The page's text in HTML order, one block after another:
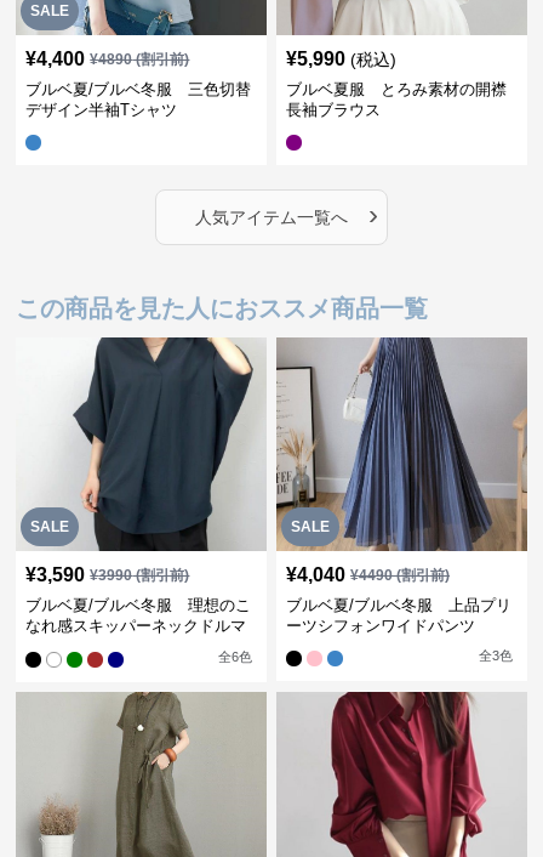
SALE
¥4,400 ¥4890(割引前)
ブルベ夏/ブルベ冬服 三色切替
デザイン半袖Tシャツ
¥5,990 (税込)
ブルベ夏服 とろみ素材の開襟
長袖ブラウス
人気アイテム一覧へ ›
この商品を見た人におススメ商品一覧
SALE
¥3,590 ¥3990(割引前)
ブルベ夏/ブルベ冬服 理想のこ
なれ感スキッパーネックドルマ
全6色
SALE
¥4,040 ¥4490(割引前)
ブルベ夏/ブルベ冬服 上品プリ
ーツシフォンワイドパンツ
全3色